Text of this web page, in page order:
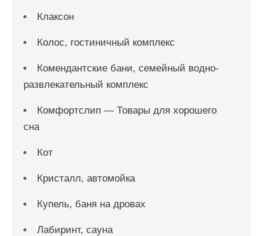
Клаксон
Колос, гостиничный комплекс
Комендантские бани, семейный водно-
развлекательный комплекс
Комфортслип — Товары для хорошего
сна
Кот
Кристалл, автомойка
Купель, баня на дровах
Лабиринт, сауна